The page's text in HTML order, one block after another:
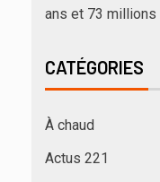
ans et 73 millions
CATÉGORIES
À chaud
Actus 221